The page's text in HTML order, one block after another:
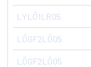
LYLÖ1LR05
LÖGF2LÖ05
LÖGF2LÖ05